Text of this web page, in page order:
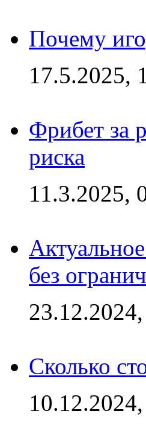
Почему
17.5.2025,
Фрибет за
риска
11.3.2025,
без
Сколько